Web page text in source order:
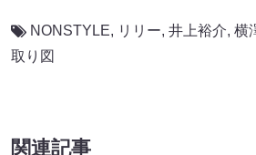
NONSTYLE, リリー, 井上裕介, 横
取り図
関連記事